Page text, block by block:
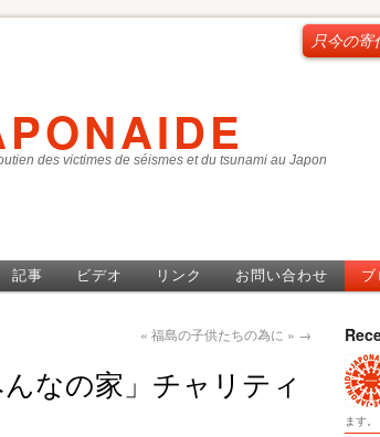
des victimes de séismes et du tsunami au Japon
只今の
記事 ビデオ リンク お問い合わせ ブ
« 福島の子供たちの為に » →
なの家」チャリティ
ます